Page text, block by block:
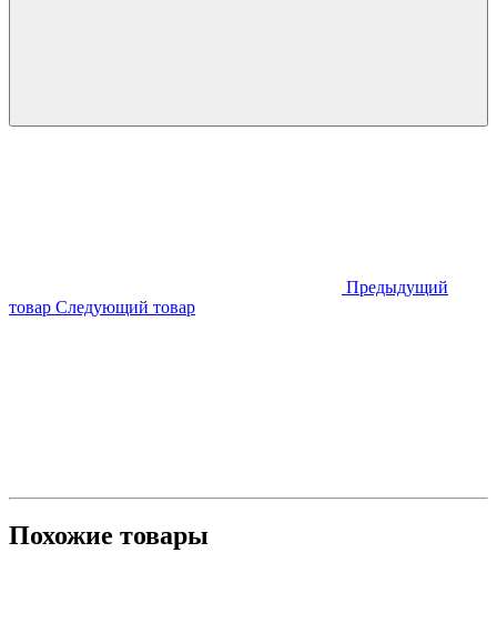
Предыдущий
товар Следующий товар
Похожие товары